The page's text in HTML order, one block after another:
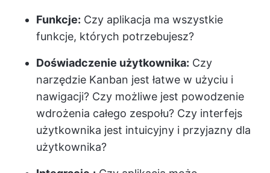
Funkcje: Czy aplikacja ma wszystkie
funkcje, których potrzebujesz?
Doświadczenie użytkownika: Czy
narzędzie Kanban jest łatwe w użyciu i
nawigacji? Czy możliwe jest powodzenie
wdrożenia całego zespołu? Czy interfejs
użytkownika jest intuicyjny i przyjazny dla
użytkownika?